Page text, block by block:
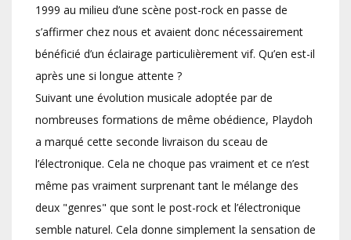
1999 au milieu d’une scène post-rock en passe de
s’affirmer chez nous et avaient donc nécessairement
bénéficié d’un éclairage particulièrement vif. Qu’en est-il
après une si longue attente ?
Suivant une évolution musicale adoptée par de
nombreuses formations de même obédience, Playdoh
a marqué cette seconde livraison du sceau de
l’électronique. Cela ne choque pas vraiment et ce n’est
même pas vraiment surprenant tant le mélange des
deux "genres" que sont le post-rock et l’électronique
semble naturel. Cela donne simplement la sensation de